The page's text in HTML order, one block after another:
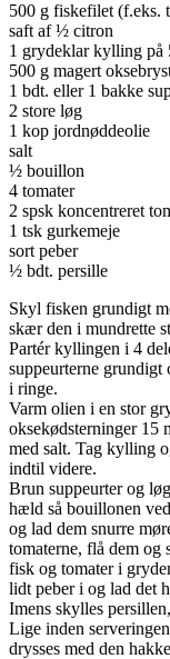
500 g fiskefilet (f.eks.
saft af ½ citron
1 grydeklar kylling på
500 g magert
1 bdt. eller 1 bakke
2 store løg
1 kop jordnøddeolie
salt
½ bouillon
4 tomater
2 spsk koncentreret
1 tsk gurkemeje
sort peber
½ bdt. persille
Skyl fisken grundigt
skær den i mundrette
Partér kyllingen i 4
suppeurterne
i ringe.
Varm olien i en stor
oksekødsterninger 15
med salt. Tag kylling
indtil videre.
Brun suppeurter og
hæld så bouillonen
og lad dem snurre
tomaterne, flå dem
fisk og tomater i
lidt peber i og lad det
Imens skylles
Lige inden
drysses med den